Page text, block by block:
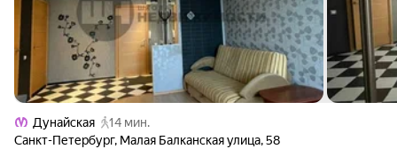
Дунайская
14 мин.
Санкт-Петербург, Малая Балканская улица,58